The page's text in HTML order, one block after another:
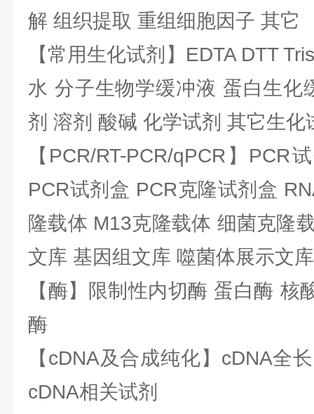
解 组织提取 重组细胞因子 其它
【常用生化试剂】EDTA DTT
水 分子生物学缓冲液 蛋白生化
剂 溶剂 酸碱 化学试剂 其它生化
【PCR/RT-PCR/qPCR】PCR
PCR试剂盒 PCR克隆试剂盒
隆载体 M13克隆载体 细菌克隆
文库 基因组文库 噬菌体展示文库
【酶】限制性内切酶 蛋白酶 核
酶
【cDNA及合成纯化】cDNA全
cDNA相关试剂